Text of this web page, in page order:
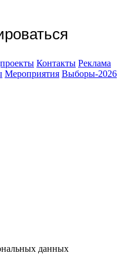
Контакты Реклама
Мероприятия Выборы-2026
данных